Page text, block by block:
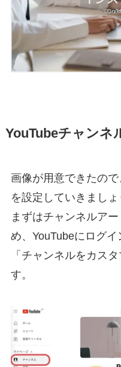
YouTubeチャンネ
画像が用意できたの
を設定していきましょ
まずはチャンネルア
め、YouTubeにログイ
「チャンネルをカス
す。